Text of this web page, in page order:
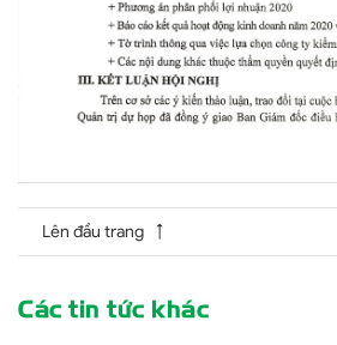
Lên đầu trang
Các tin tức khác